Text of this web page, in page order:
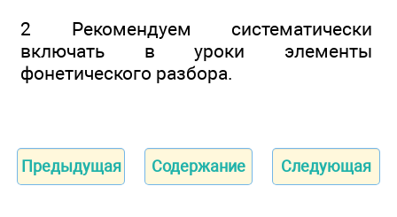
2 Рекомендуем систематически
включать в уроки элементы
фонетического разбора.
Предыдущая Содержание Следующая